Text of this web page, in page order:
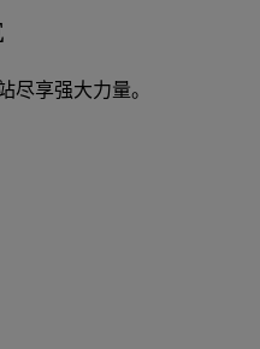
尽享强大力量。